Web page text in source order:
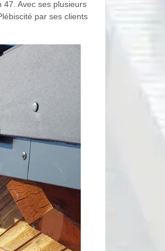
47. Avec ses plusieurs
par ses clients